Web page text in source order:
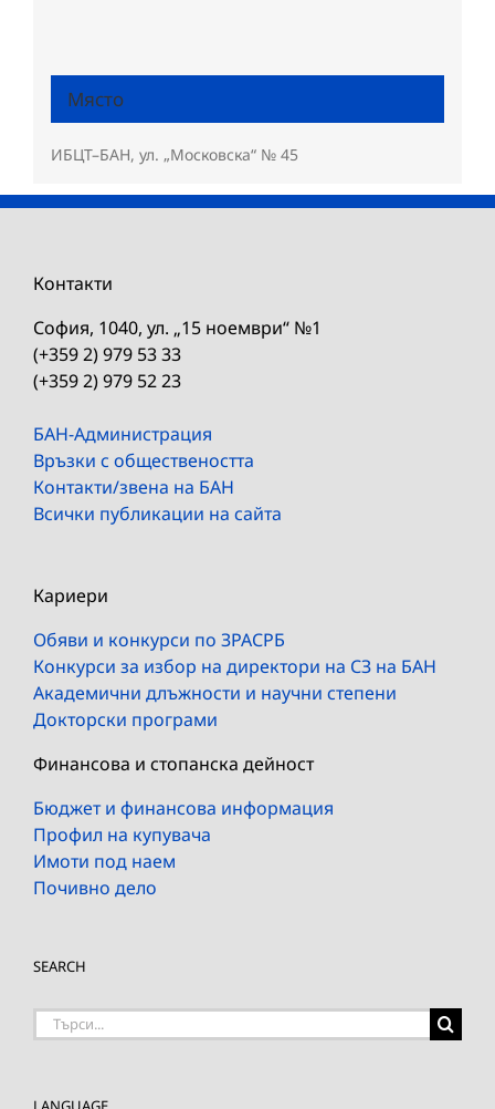
Място
ИБЦТ–БАН, ул. „Московска“ № 45
Контакти
София, 1040, ул. „15 ноември“ №1
(+359 2) 979 53 33
(+359 2) 979 52 23
БАН-Администрация
Връзки с обществеността
Контакти/звена на БАН
Всички публикации на сайта
Кариери
Обяви и конкурси по ЗРАСРБ
Конкурси за избор на директори на СЗ на БАН
Академични длъжности и научни степени
Докторски програми
Финансова и стопанска дейност
Бюджет и финансова информация
Профил на купувача
Имоти под наем
Почивно дело
SEARCH
Търсене